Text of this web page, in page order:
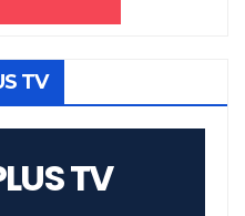
TV
TV